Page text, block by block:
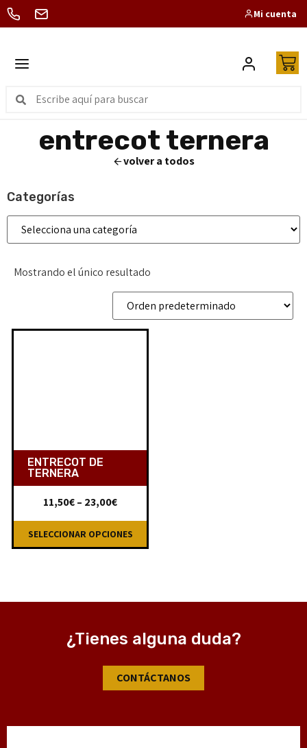
Mi cuenta
entrecot ternera
volver a todos
Categorías
Mostrando el único resultado
ENTRECOT DE
TERNERA
11,50€– 23,00€
SELECCIONAR OPCIONES
¿Tienes alguna duda?
CONTÁCTANOS